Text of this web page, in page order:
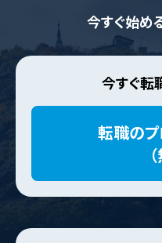
今すぐ始め
今すぐ転
転職の